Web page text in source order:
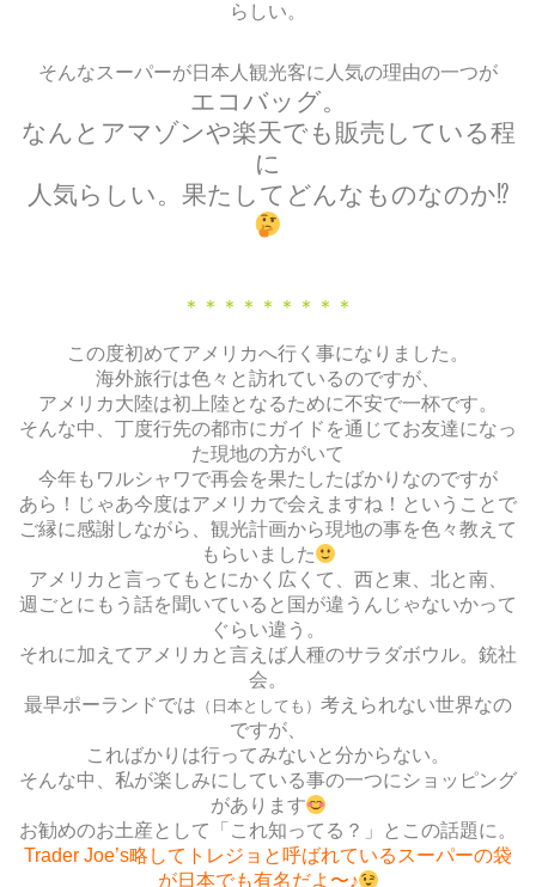
らしい。
そんなスーパーが日本人観光客に人気の理由の一つが
エコバッグ。
なんとアマゾンや楽天でも販売している程
に
人気らしい。果たしてどんなものなのか⁉
＊＊＊＊＊＊＊＊＊
この度初めてアメリカへ行く事になりました。
海外旅行は色々と訪れているのですが、
アメリカ大陸は初上陸となるために不安で一杯です。
そんな中、丁度行先の都市にガイドを通じてお友達になっ
た現地の方がいて
今年もワルシャワで再会を果たしたばかりなのですが
あら！じゃあ今度はアメリカで会えますね！ということで
ご縁に感謝しながら、観光計画から現地の事を色々教えて
もらいました
アメリカと言ってもとにかく広くて、西と東、北と南、
週ごとにもう話を聞いていると国が違うんじゃないかって
ぐらい違う。
それに加えてアメリカと言えば人種のサラダボウル。銃社
会。
最早ポーランドでは （日本としても） 考えられない世界なの
ですが、
こればかりは行ってみないと分からない。
そんな中、私が楽しみにしている事の一つにショッピング
があります
お勧めのお土産として「これ知ってる？」とこの話題に。
Trader Joe’s略してトレジョと呼ばれているスーパーの袋
が日本でも有名だよ〜♪